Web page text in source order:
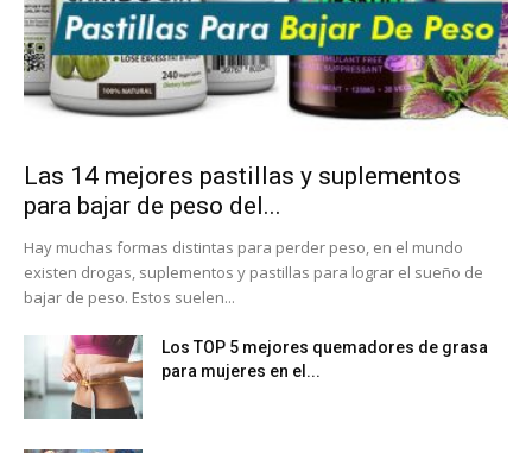
Las 14 mejores pastillas y suplementos
para bajar de peso del...
Hay muchas formas distintas para perder peso, en el mundo
existen drogas, suplementos y pastillas para lograr el sueño de
bajar de peso. Estos suelen...
Los TOP 5 mejores quemadores de grasa
para mujeres en el...